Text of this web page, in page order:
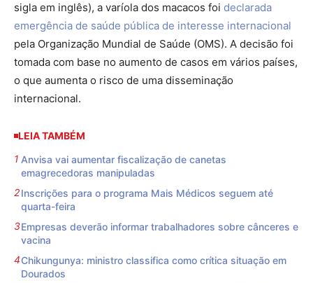
sigla em inglês), a varíola dos macacos foi declarada
emergência de saúde pública de interesse internacional
pela Organização Mundial de Saúde (OMS). A decisão foi
tomada com base no aumento de casos em vários países,
o que aumenta o risco de uma disseminação
internacional.
LEIA TAMBÉM
Anvisa vai aumentar fiscalização de canetas
emagrecedoras manipuladas
Inscrições para o programa Mais Médicos seguem até
quarta-feira
Empresas deverão informar trabalhadores sobre cânceres e
vacina
Chikungunya: ministro classifica como crítica situação em
Dourados